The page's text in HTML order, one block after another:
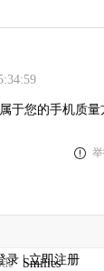
于您的手机质
Smilies
录 |立即注册